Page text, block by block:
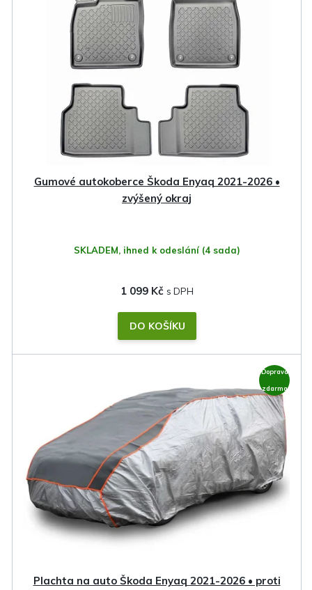
Gumové autokoberce Škoda Enyaq 2021-2026 •
zvýšený okraj
SKLADEM, ihned k odeslání (4 sada)
1 099 Kč
DO KOŠÍKU
Doprava
zdarma
Plachta na auto Škoda Enyaq 2021-2026 • proti